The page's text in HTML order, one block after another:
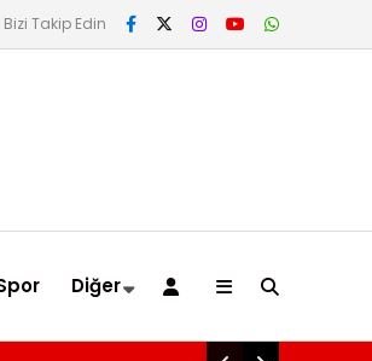
Bizi Takip Edin
Diğer